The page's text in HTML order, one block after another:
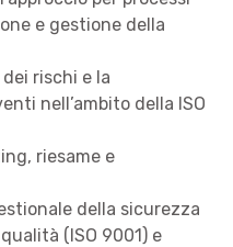
e gestione della
rischi e la
nell’ambito della ISO
riesame e
della sicurezza
(ISO 9001) e